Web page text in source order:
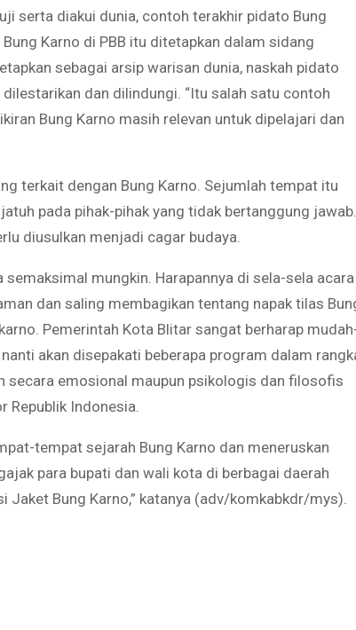
serta diakui dunia, contoh terakhir pidato Bung
Karno di PBB itu ditetapkan dalam sidang
sebagai arsip warisan dunia, naskah pidato
dan dilindungi. “Itu salah satu contoh
Bung Karno masih relevan untuk dipelajari dan
terkait dengan Bung Karno. Sejumlah tempat itu
pada pihak-pihak yang tidak bertanggung jawab.
diusulkan menjadi cagar budaya.
mungkin. Harapannya di sela-sela acara
dan saling membagikan tentang napak tilas
Pemerintah Kota Blitar sangat berharap
akan disepakati beberapa program dalam
secara emosional maupun psikologis dan filosofis
Republik Indonesia.
tempat sejarah Bung Karno dan meneruskan
para bupati dan wali kota di berbagai daerah
Jaket Bung Karno,” katanya (adv/komkabkdr/mys).